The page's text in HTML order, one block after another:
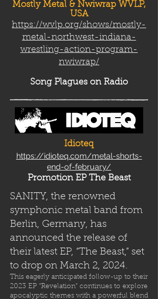
Mostly Metal & Nwiwrap WVLP,
USA
https://wvlp.org/shows/mostly-
metal-northwest-indiana-
wrestling-action-program-
nwiwrap/
Song Plagues on Radio
Idioteq
https://idioteq.com/metal-shorts-
end-of-february/
Promotion EP The Beast
SANITY, the renowned
symphonic metal band from
Berlin, Germany, has
announced the release of
their latest EP, “The Beast,” set
to drop on March 2, 2024.
This eagerly anticipated follow-up to their
2023 EP “Revelation” continues to explore
apocalyptic themes with a powerful blend